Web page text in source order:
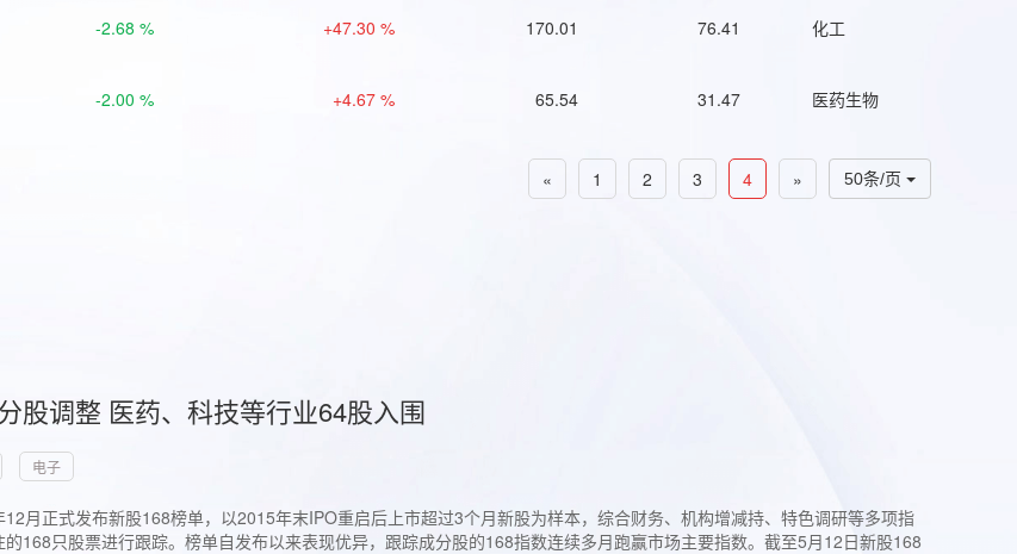
-2.68 % +47.30 % 170.01 76.41 化工
-2.00 % +4.67 % 65.54 31.47 医药生物
50条/页
« 1 2 3 4 »
股调整 医药、科技等行业64股入围
电子
月正式发布新股168榜单，以2015年末IPO重启后上市超过3个月新股为样本，综合财务、机构增减持、特色调研等多项指
168只股票进行跟踪。榜单自发布以来表现优异，跟踪成分股的168指数连续多月跑赢市场主要指数。截至5月12日新股168